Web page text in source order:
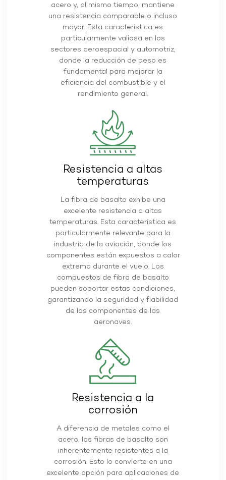
acero y, al mismo tiempo, mantiene
una resistencia comparable o incluso
mayor. Esta característica es
particularmente valiosa en los
sectores aeroespacial y automotriz,
donde la reducción de peso es
fundamental para mejorar la
eficiencia del combustible y el
rendimiento general.
Resistencia a altas
temperaturas
La fibra de basalto exhibe una
excelente resistencia a altas
temperaturas. Esta característica es
particularmente relevante para la
industria de la aviación, donde los
componentes están expuestos a calor
extremo durante el vuelo. Los
compuestos de fibra de basalto
pueden soportar estas condiciones,
garantizando la seguridad y fiabilidad
de los componentes de las
aeronaves.
Resistencia a la
corrosión
A diferencia de metales como el
acero, las fibras de basalto son
inherentemente resistentes a la
corrosión. Esto lo convierte en una
excelente opción para aplicaciones de